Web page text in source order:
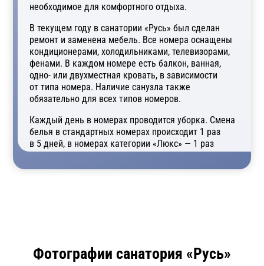
необходимое для комфортного отдыха.
В текущем году в санатории «Русь» был сделан
ремонт и заменена мебель. Все номера оснащены
кондиционерами, холодильниками, телевизорами,
фенами. В каждом номере есть балкон, ванная,
одно- или двухместная кровать, в зависимости
от типа номера. Наличие санузла также
обязательно для всех типов номеров.
Каждый день в номерах проводится уборка. Смена
белья в стандартных номерах происходит 1 раз
в 5 дней, в номерах категории «Люкс» — 1 раз
в 3 дня. Полотенца можно менять по вашему
желанию. Достаточно обратиться
Фотографии санатория «Русь»